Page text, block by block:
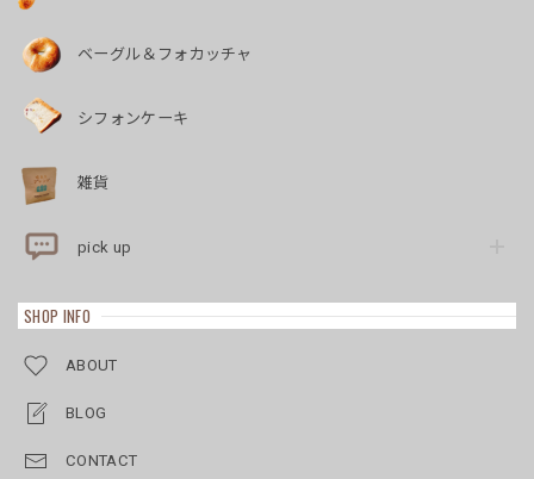
ベーグル＆フォカッチャ
シフォンケーキ
雑貨
pick up
SHOP INFO
ABOUT
BLOG
CONTACT